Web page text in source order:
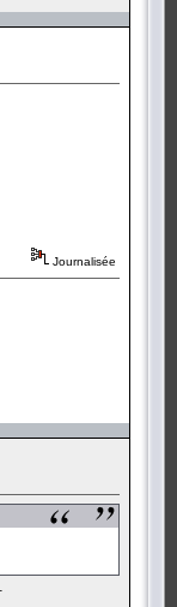
Journalisée